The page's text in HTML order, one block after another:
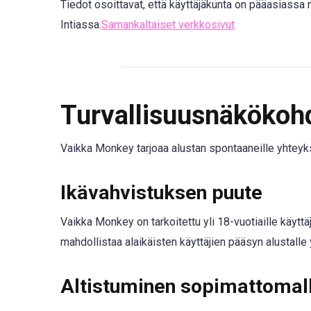
Tiedot osoittavat, että käyttäjäkunta on
Intiassa.Samankaltaiset verkkosivut
Vaikka Monkey tarjoaa alustan spontaaneille
Ikävahvistuksen puute
Vaikka Monkey on tarkoitettu yli 18-vuotiaille
mahdollistaa alaikäisten käyttäjien pääsyn
Altistuminen